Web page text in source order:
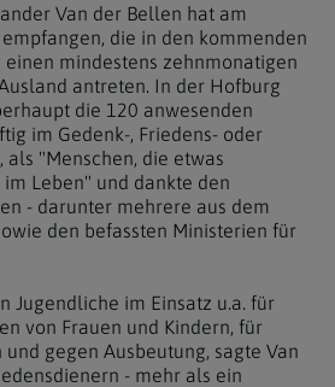
Van der Bellen hat am
die in den kommenden
mindestens zehnmonatigen
antreten. In der Hofburg
die 120 anwesenden
im Gedenk-, Friedens- oder
als "Menschen, die etwas
Leben" und dankte den
- darunter mehrere aus dem
den befassten Ministerien für
Jugendliche im Einsatz u.a. für
von Frauen und Kindern, für
gegen Ausbeutung, sagte Van
- mehr als ein